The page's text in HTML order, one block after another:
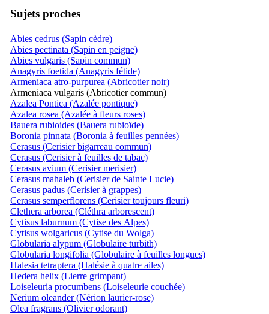
Sujets proches
Abies cedrus (Sapin cèdre)
Abies pectinata (Sapin en peigne)
Abies vulgaris (Sapin commun)
Anagyris foetida (Anagyris fétide)
Armeniaca atro-purpurea (Abricotier noir)
Armeniaca vulgaris (Abricotier commun)
Azalea Pontica (Azalée pontique)
Azalea rosea (Azalée à fleurs roses)
Bauera rubioides (Bauera rubioïde)
Boronia pinnata (Boronia à feuilles pennées)
Cerasus (Cerisier bigarreau commun)
Cerasus (Cerisier à feuilles de tabac)
Cerasus avium (Cerisier merisier)
Cerasus mahaleb (Cerisier de Sainte Lucie)
Cerasus padus (Cerisier à grappes)
Cerasus semperflorens (Cerisier toujours fleuri)
Clethera arborea (Cléthra arborescent)
Cytisus laburnum (Cytise des Alpes)
Cytisus wolgaricus (Cytise du Wolga)
Globularia alypum (Globulaire turbith)
Globularia longifolia (Globulaire à feuilles longues)
Halesia tetraptera (Halésie à quatre ailes)
Hedera helix (Lierre grimpant)
Loiseleuria procumbens (Loiseleurie couchée)
Nerium oleander (Nérion laurier-rose)
Olea fragrans (Olivier odorant)